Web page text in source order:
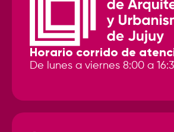
Horario corrido de
De lunes a viernes 8:00 a